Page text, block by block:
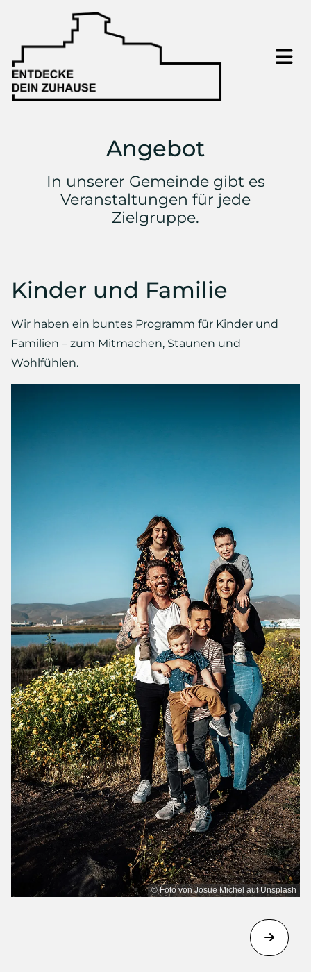
Angebot
In unserer Gemeinde gibt es
Veranstaltungen für jede
Zielgruppe.
Kinder und Familie
Wir haben ein buntes Programm für Kinder und
Familien – zum Mitmachen, Staunen und
Wohlfühlen.
© Foto von Josue Michel auf Unsplash